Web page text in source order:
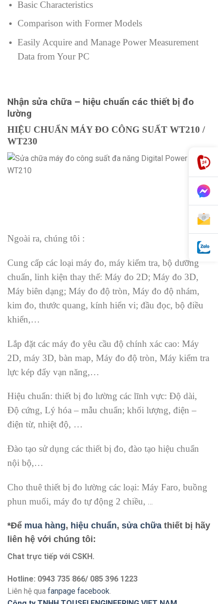
Basic Characteristics
Comparison with Former Models
Easily Acquire and Manage Power Measurement
Data from Your PC
Nhận sửa chữa – hiệu chuẩn các thiết bị đo
lường
HIỆU CHUẨN MÁY ĐO CÔNG SUẤT WT210 /
WT230
Ngoài ra, chúng tôi :
Cung cấp các loại máy đo, máy kiểm tra, bộ dưỡng
chuẩn, linh kiện thay thế: Máy đo 2D; Máy đo 3D,
Máy biên dạng; Máy đo độ tròn, Máy đo độ nhám,
kim đo, thước quang, kính hiển vi; đầu đọc, bộ điều
khiển,…
Lắp đặt các máy đo yêu cầu độ chính xác cao: Máy
2D, máy 3D, bàn map, Máy đo độ tròn, Máy kiểm tra
lực kép đẩy vạn năng,…
Hiệu chuẩn: thiết bị đo lường các lĩnh vực: Độ dài,
Độ cứng, Lý hóa – mẫu chuẩn; khối lượng, điện –
điện từ, nhiệt độ, …
Đào tạo sử dụng các thiết bị đo, đào tạo hiệu chuẩn
nội bộ,…
Cho thuê thiết bị đo lường các loại: Máy Faro, buồng
phun muối, máy đo tự động 2 chiều, …
*Để mua hàng, hiệu chuẩn, sửa chữa thiết bị hãy
liên hệ với chúng tôi:
Chat trực tiếp với CSKH.
Hotline: 0943 735 866/ 085 396 1223
Liên hệ qua fanpage facebook